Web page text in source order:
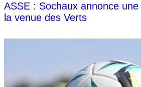
ASSE : Sochaux annonce
la venue des Verts